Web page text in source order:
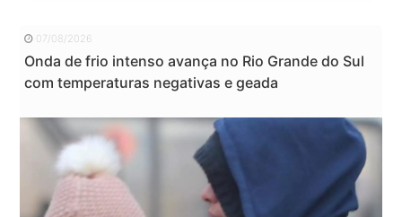
07/08/2026
Onda de frio intenso avança no Rio Grande do Sul
com temperaturas negativas e geada